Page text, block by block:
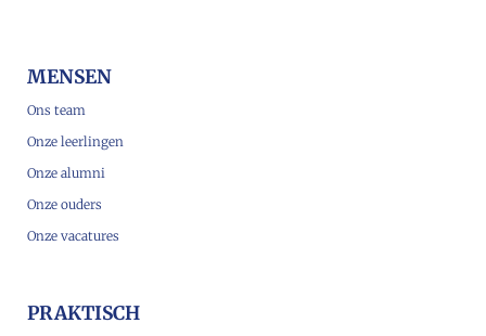
MENSEN
Ons team
Onze leerlingen
Onze alumni
Onze ouders
Onze vacatures
PRAKTISCH